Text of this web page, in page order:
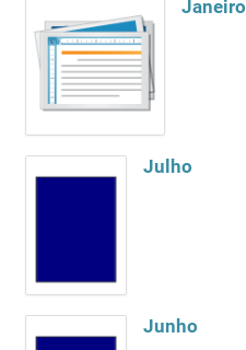
Janeiro
Julho
Junho